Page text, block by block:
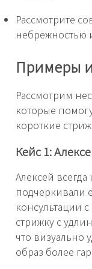
Рассмотрите
небрежностью
Примеры
Рассмотрим
которые
короткие
Кейс 1:
Алексей
подчеркивали
консультации
стрижку с
что визуально
образ более